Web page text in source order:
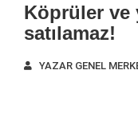
Köprüler ve
satılamaz!
YAZAR GENEL